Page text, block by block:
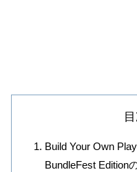
Build Your Own
BundleFest Edition